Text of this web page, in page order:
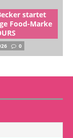
startet
Food-Marke
0